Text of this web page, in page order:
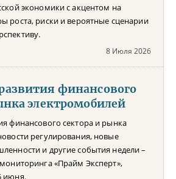
экономики с акцентом на
роста, риски и вероятные сценарии
8 Июля 2026
финансового
электромобилей
финансового сектора и рынка
регулирования, новые
и другие события недели –
«Прайм Эксперт»,
июня.